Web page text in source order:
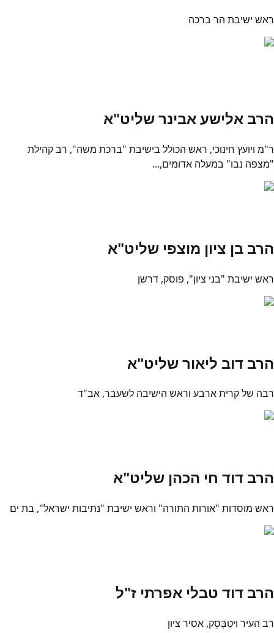
ראש ישיבת הר ברכה
הרב אלישע אבינר שליט"א
ר"מ ויועץ חינוכי, ראש הכולל בישיבת "ברכת משה", רב קהילת
"מצפה נבו" במעלה אדומים,...
הרב בן ציון מוצפי שליט"א
ראש ישיבת "בני ציון", פוסק, דרשן
הרב דוב ליאור שליט"א
רבה של קרית ארבע וראש הישיבה לשעבר, אב"ד
הרב דוד חי הכהן שליט"א
ראש מוסדות "אורות התורה" וראש ישיבת "נתיבות ישראל", בת ים
הרב דוד טבלי אפרתי ז"ל
רב העיר וִיטֵבְּסְק, אסיר ציון